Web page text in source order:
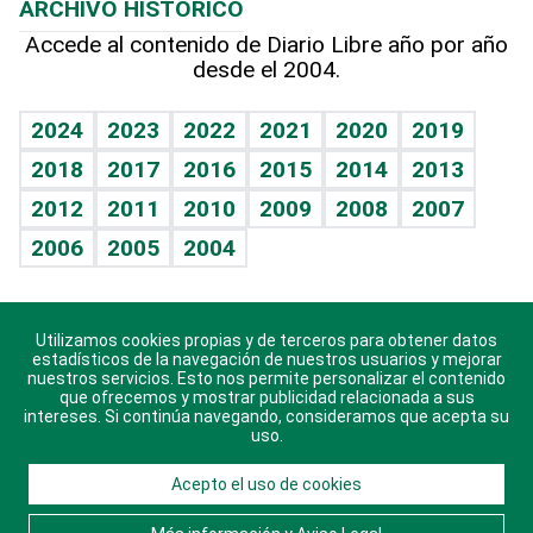
Hablando con el pediatra
Vida y familia
Eñe
Celebrando la vida
Sin complejos
En pocas palabras
Escuchando al corazón
Economía Personal
TBT Deportivo
Más firmas
Hecho en casa
Guía del dinero
Cumpleaños
Horóscopos
Crucigramas
ARCHIVO HISTÓRICO
Accede al contenido de Diario Libre año por año
desde el 2004.
2024 2023 2022 2021 2020
2019
2018
2017 2016 2015 2014
2013
2012
2011 2010 2009 2008
2007
2006
2005 2004
Descarga nuestras aplicaciones para Android, iOS y
sistema Huawei.
© 2021 Diario Libre, todos los derechos reservados.
Utilizamos cookies propias y de terceros para obtener datos
estadísticos de la navegación de nuestros usuarios y mejorar
nuestros servicios. Esto nos permite personalizar el contenido
que ofrecemos y mostrar publicidad relacionada a sus
intereses. Si continúa navegando, consideramos que acepta su
uso.
Acepto el uso de cookies